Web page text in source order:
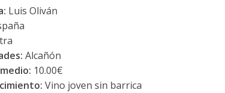
Luis Oliván
Alcañón
10.00€
Vino joven sin barrica